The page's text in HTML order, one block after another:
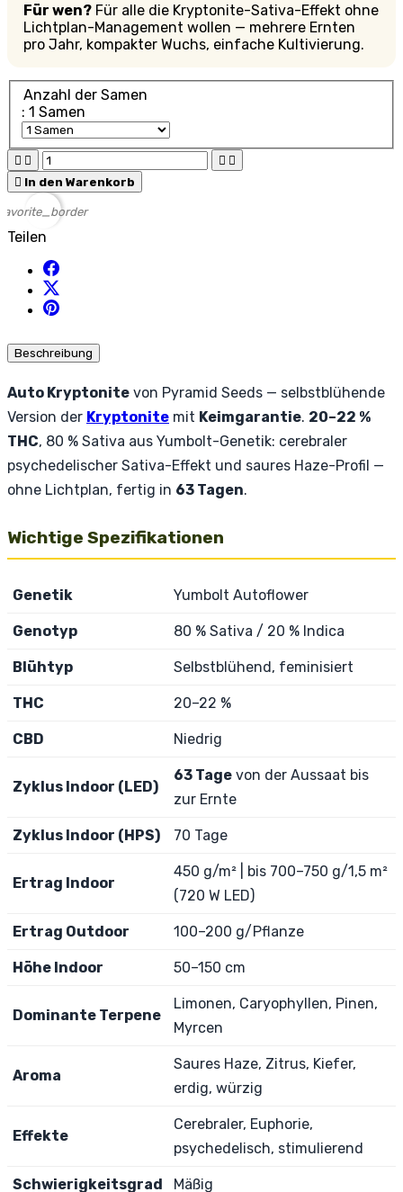
Für wen? Für alle die Kryptonite-Sativa-Effekt ohne
Lichtplan-Management wollen — mehrere Ernten
pro Jahr, kompakter Wuchs, einfache Kultivierung.
Anzahl der Samen
: 1 Samen
   
 In den Warenkorb
favorite_border
Teilen
Beschreibung
Auto Kryptonite von Pyramid Seeds — selbstblühende
Version der Kryptonite mit Keimgarantie. 20–22 %
THC, 80 % Sativa aus Yumbolt-Genetik: cerebraler
psychedelischer Sativa-Effekt und saures Haze-Profil —
ohne Lichtplan, fertig in 63 Tagen.
Wichtige Spezifikationen
Genetik Yumbolt Autoflower
Genotyp 80 % Sativa / 20 % Indica
Blühtyp Selbstblühend, feminisiert
THC 20–22 %
CBD Niedrig
Zyklus Indoor (LED)
63 Tage von der Aussaat bis
zur Ernte
Zyklus Indoor (HPS) 70 Tage
Ertrag Indoor
450 g/m² | bis 700–750 g/1,5 m²
(720 W LED)
Ertrag Outdoor 100–200 g/Pflanze
Höhe Indoor 50–150 cm
Dominante Terpene
Limonen, Caryophyllen, Pinen,
Myrcen
Aroma
Saures Haze, Zitrus, Kiefer,
erdig, würzig
Effekte
Cerebraler, Euphorie,
psychedelisch, stimulierend
Schwierigkeitsgrad Mäßig